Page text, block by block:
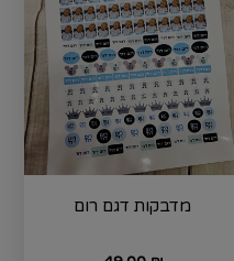
מדבקות דגם רום